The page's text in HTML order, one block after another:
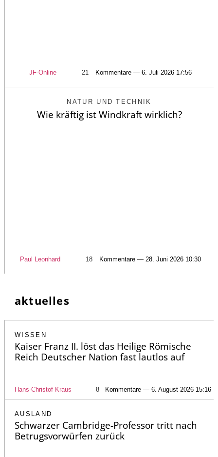
JF-Online 21 Kommentare — 6. Juli 2026 17:56
NATUR UND TECHNIK
Wie kräftig ist Windkraft wirklich?
Paul Leonhard 18 Kommentare — 28. Juni 2026 10:30
aktuelles
WISSEN
Kaiser Franz II. löst das Heilige Römische
Reich Deutscher Nation fast lautlos auf
Hans-Christof Kraus 8 Kommentare — 6. August 2026 15:16
AUSLAND
Schwarzer Cambridge-Professor tritt nach
Betrugsvorwürfen zurück